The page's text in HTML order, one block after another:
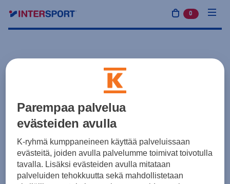
0 tuotetta
Parempaa palvelua
evästeiden avulla
K-ryhmä kumppaneineen käyttää palveluissaan
evästeitä, joiden avulla palvelumme toimivat toivotulla
tavalla. Lisäksi evästeiden avulla mitataan
palveluiden tehokkuutta sekä mahdollistetaan